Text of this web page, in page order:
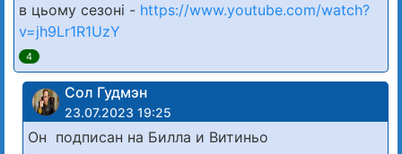
в цьому сезоні - https://www.youtube.com/watch?
v=jh9Lr1R1UzY
4
Сол Гудмэн
23.07.2023 19:25
Он подписан на Билла и Витиньо